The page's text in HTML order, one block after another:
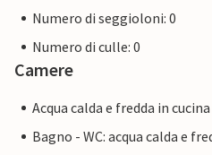
Numero di seggioloni: 0
Numero di culle: 0
Camere
Acqua calda e fredda in cucina
Bagno - WC: acqua calda e